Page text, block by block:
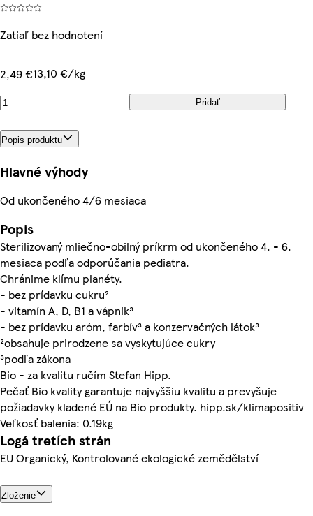
Zatiaľ bez hodnotení
2,49 €13,10 €/kg
Pridať
Popis produktu
Hlavné výhody
Od ukončeného 4/6 mesiaca
Popis
Sterilizovaný mliečno-obilný príkrm od ukončeného 4. - 6.
mesiaca podľa odporúčania pediatra.
Chránime klímu planéty.
- bez prídavku cukru²
- vitamín A, D, B1 a vápnik³
- bez prídavku aróm, farbív³ a konzervačných látok³
²obsahuje prirodzene sa vyskytujúce cukry
³podľa zákona
Bio - za kvalitu ručím Stefan Hipp.
Pečať Bio kvality garantuje najvyššiu kvalitu a prevyšuje
požiadavky kladené EÚ na Bio produkty. hipp.sk/klimapositiv
Veľkosť balenia: 0.19kg
Logá tretích strán
EU Organický, Kontrolované ekologické zemědělství
Zloženie